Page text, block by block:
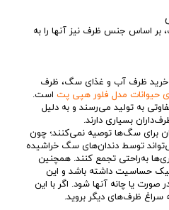
اساس جنس ظرف نیز آنها را به
خرید ظرف آب و غذای سگ، ظرف
حیوانات مدل فلور هپی پت است.
به تولید می‌رسند و به دلیل
بسیاری دارند.
برای سگ‌ها توصیه نمی‌کنند؛ چون
توسط دندان‌های سگ خراشیده
به‌راحتی تجمع کنند. همچنین
حساسیت داشته باشد و این
یا چانه آنها شود. اگر با این
ظرف‌های دیگر بروید.